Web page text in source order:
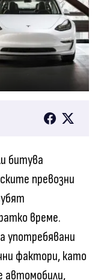
битува
превозни
време.
употребявани
фактори, като
автомобили,